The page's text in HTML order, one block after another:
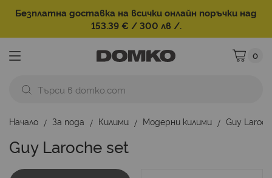
Безплатна доставка на всички онлайн поръчки над
153.39 € / 300 лв /.
Моята
0
Начало За пода Килими Модерни килими Guy
Guy Laroche set